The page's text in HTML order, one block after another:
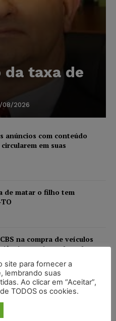
da taxa de
08/2026
anúncios com conteúdo
em suas
de matar o filho tem
na compra de veículos
e autistas de todos os
causa de empregado que
no local de trabalho
site para fornecer a
lembrando suas
Ao clicar em “Aceitar”,
TODOS os cookies.